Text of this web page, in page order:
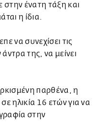
ένατη τάξη και
η ίδια.
να συνεχίσει τις
της, να μείνει
παρθένα, η
ηλικία 16 ετών για να
στην